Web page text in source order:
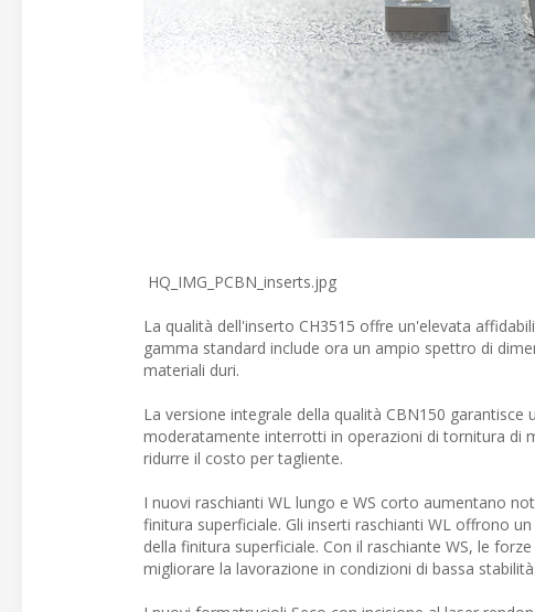
HQ_IMG_PCBN_inserts.jpg
La qualità dell'inserto CH3515 offre un'elevata
gamma standard include ora un ampio spettro di
materiali duri.
La versione integrale della qualità CBN150
moderatamente interrotti in operazioni di tornitura di
ridurre il costo per tagliente.
I nuovi raschianti WL lungo e WS corto aumentano
finitura superficiale. Gli inserti raschianti WL offrono
della finitura superficiale. Con il raschiante WS, le
migliorare la lavorazione in condizioni di bassa stabilità.